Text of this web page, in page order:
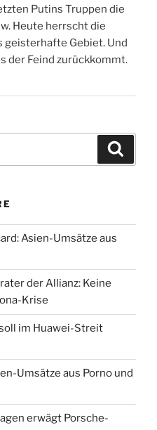
Putins Truppen die
Heute herrscht die
geisterhafte Gebiet. Und
der Feind zurückkommt.
Asien-Umsätze aus
der Allianz: Keine
Krise
im Huawei-Streit
Umsätze aus Porno und
erwägt Porsche-